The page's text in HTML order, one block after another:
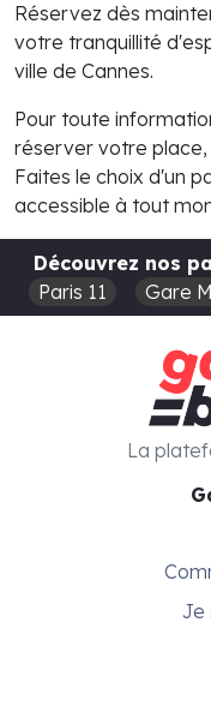
Réservez dès
votre tranquillité
ville de Cannes.
Pour toute
réserver votre place,
Faites le choix d'un
accessible à tout
Découvrez nos
Paris 11
Gare
Je
La